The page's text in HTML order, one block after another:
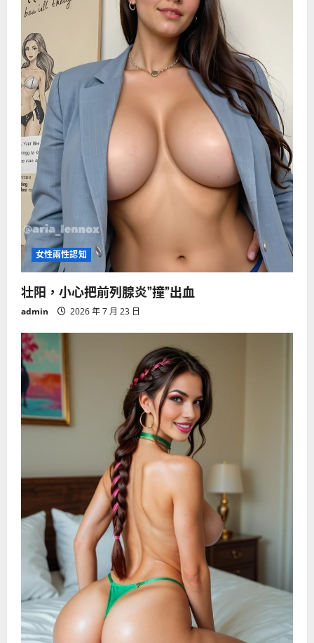
女性兩性認知
壮阳，小心把前列腺炎”撞”出血
admin 2026 年 7 月 23 日